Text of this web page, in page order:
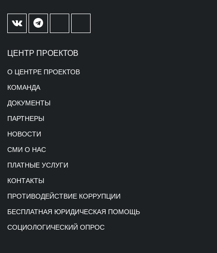
ЦЕНТР ПРОЕКТОВ
О ЦЕНТРЕ ПРОЕКТОВ
КОМАНДА
ДОКУМЕНТЫ
ПАРТНЕРЫ
НОВОСТИ
СМИ О НАС
ПЛАТНЫЕ УСЛУГИ
КОНТАКТЫ
ПРОТИВОДЕЙСТВИЕ КОРРУПЦИИ
БЕСПЛАТНАЯ ЮРИДИЧЕСКАЯ ПОМОЩЬ
СОЦИОЛОГИЧЕСКИЙ ОПРОС